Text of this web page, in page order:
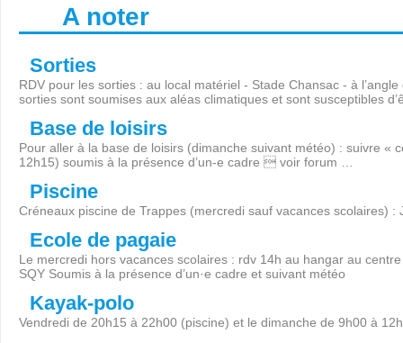
A noter
Sorties
RDV pour les sorties : au local matériel - Stade Chansac - à
sorties sont soumises aux aléas climatiques et sont susceptibles
Base de loisirs
Pour aller à la base de loisirs (dimanche suivant météo) : suivre
12h15) soumis à la présence d’un-e cadre  voir forum …
Piscine
Créneaux piscine de Trappes (mercredi sauf vacances scolaires)
Ecole de pagaie
Le mercredi hors vacances scolaires : rdv 14h au hangar au
SQY Soumis à la présence d’un·e cadre et suivant météo
Kayak-polo
Vendredi de 20h15 à 22h00 (piscine) et le dimanche de 9h00 à